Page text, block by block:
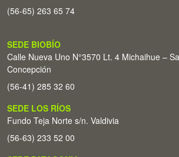
(56-65) 263 65 74
SEDE BIOBÍO
Calle Nueva Uno N°3570 Lt. 4 Michaihue –
Concepción
(56-41) 285 32 60
SEDE LOS RÍOS
Fundo Teja Norte s/n. Valdivia
(56-63) 233 52 00